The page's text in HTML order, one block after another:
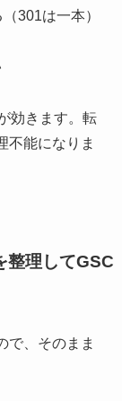
301は一本）
効きます。転
不能になりま
理してGSC
で、そのまま